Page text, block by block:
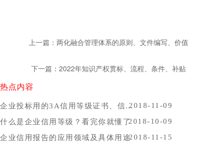
上一篇：两化融合管理体系的原则、文件编写、价值
下一篇：2022年知识产权贯标、流程、条件、补贴
热点内容
企业投标用的3A信用等级证书、信用报告办理时间，哪里办比较好？2018-11-09
什么是企业信用等级？看完你就懂了2018-10-09
企业信用报告的应用领域及具体用途2018-11-15